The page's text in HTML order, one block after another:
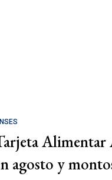
Alimentar
agosto y